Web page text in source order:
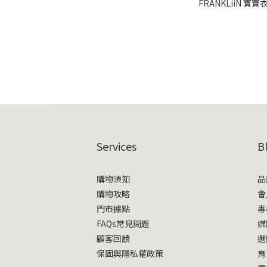
FRANKLiiN 寶寶
Services
購物須知
購物攻略
門市據點
FAQs常見問題
顧客回饋
保固與隱私權政策